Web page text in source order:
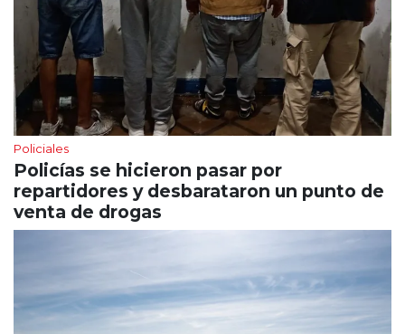
Policiales
Policías se hicieron pasar por
repartidores y desbarataron un punto de
venta de drogas